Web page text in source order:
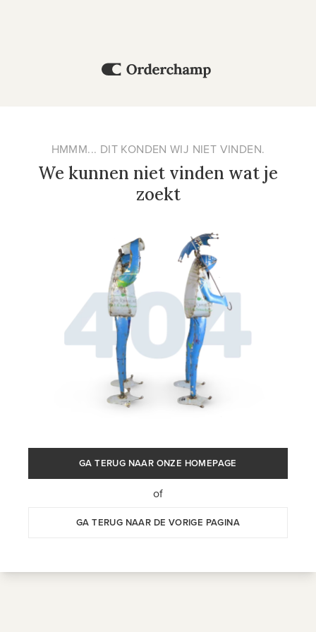
HMMM... DIT KONDEN WIJ NIET VINDEN.
We kunnen niet vinden wat je
zoekt
GA TERUG NAAR ONZE HOMEPAGE
of
GA TERUG NAAR DE VORIGE PAGINA